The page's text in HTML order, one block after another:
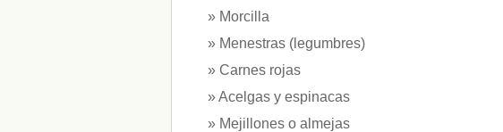
Morcilla
Menestras (legumbres)
Carnes rojas
Acelgas y espinacas
Mejillones o almejas